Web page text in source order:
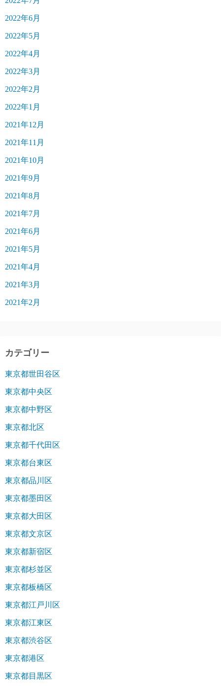
2022年6月
2022年5月
2022年4月
2022年3月
2022年2月
2022年1月
2021年12月
2021年11月
2021年10月
2021年9月
2021年8月
2021年7月
2021年6月
2021年5月
2021年4月
2021年3月
2021年2月
カテゴリー
東京都世田谷区
東京都中央区
東京都中野区
東京都北区
東京都千代田区
東京都台東区
東京都品川区
東京都墨田区
東京都大田区
東京都文京区
東京都新宿区
東京都杉並区
東京都板橋区
東京都江戸川区
東京都江東区
東京都渋谷区
東京都港区
東京都目黒区